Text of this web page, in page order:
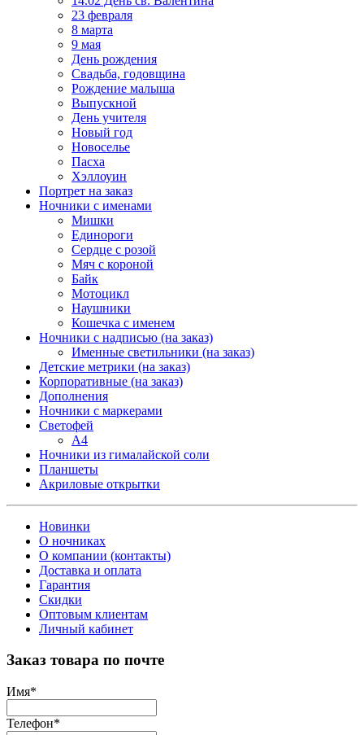
23 февраля
8 марта
9 мая
День рождения
Свадьба, годовщина
Рождение малыша
Выпускной
День учителя
Новый год
Новоселье
Пасха
Хэллоуин
Портрет на заказ
Ночники с именами
Мишки
Единороги
Сердце с розой
Мяч с короной
Байк
Мотоцикл
Наушники
Кошечка с именем
Ночники с надписью (на заказ)
Именные светильники (на заказ)
Детские метрики (на заказ)
Корпоративные (на заказ)
Дополнения
Ночники с маркерами
Светофей
А4
Ночники из гималайской соли
Планшеты
Акриловые открытки
Новинки
О ночниках
О компании (контакты)
Доставка и оплата
Гарантия
Скидки
Оптовым клиентам
Личный кабинет
Заказ товара по почте
Имя*
Телефон*